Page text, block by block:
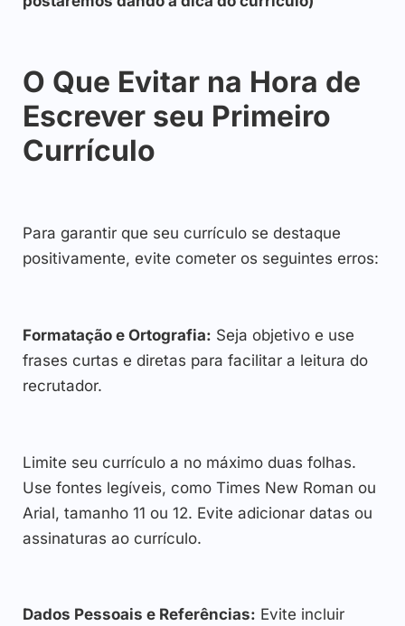
O Que Evitar na Hora de
Escrever seu Primeiro
Currículo
Para garantir que seu currículo se destaque
positivamente, evite cometer os seguintes erros:
Formatação e Ortografia: Seja objetivo e use
frases curtas e diretas para facilitar a leitura do
recrutador.
Limite seu currículo a no máximo duas folhas.
Use fontes legíveis, como Times New Roman ou
Arial, tamanho 11 ou 12. Evite adicionar datas ou
assinaturas ao currículo.
Dados Pessoais e Referências: Evite incluir